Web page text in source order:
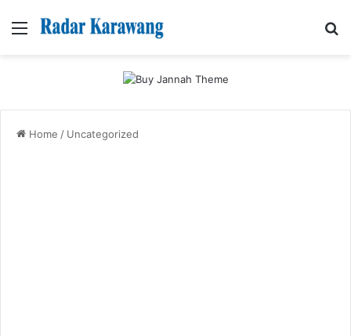
Menu
Home / Uncategorized